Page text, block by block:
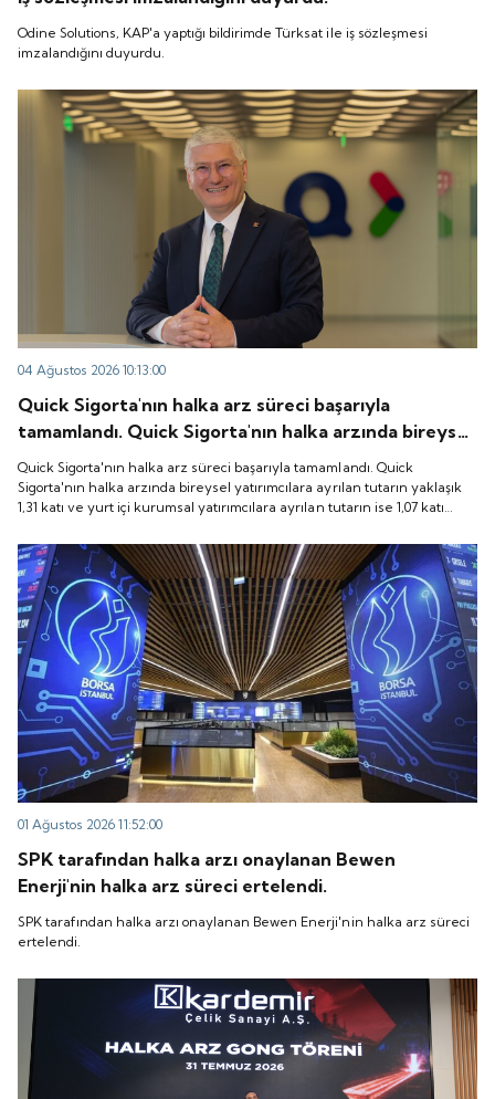
Odine Solutions, KAP'a yaptığı bildirimde Türksat ile iş sözleşmesi
imzalandığını duyurdu.
04 Ağustos 2026 10:13:00
Quick Sigorta'nın halka arz süreci başarıyla
tamamlandı. Quick Sigorta'nın halka arzında bireysel
yatırımcılara ayrılan tutarın yaklaşık 1,31 katı ve yurt
içi kurumsal yatırımcılara ayrılan tutarın ise 1,07 katı
talep geldi. Quick Sigorta, 6 Ağustos 2026 tarihinde
görmeye başlayacak.
Quick Sigorta'nın halka arz süreci başarıyla tamamlandı. Quick
Sigorta'nın halka arzında bireysel yatırımcılara ayrılan tutarın yaklaşık
1,31 katı ve yurt içi kurumsal yatırımcılara ayrılan tutarın ise 1,07 katı
koduyla Borsa İstanbul'da işlem görmeye başlayacak.
01 Ağustos 2026 11:52:00
SPK tarafından halka arzı onaylanan Bewen
Enerji'nin halka arz süreci ertelendi.
SPK tarafından halka arzı onaylanan Bewen Enerji'nin halka arz süreci
ertelendi.